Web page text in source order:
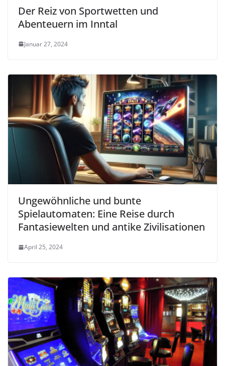
Der Reiz von Sportwetten und
Abenteuern im Inntal
Januar 27, 2024
Ungewöhnliche und bunte
Spielautomaten: Eine Reise durch
Fantasiewelten und antike Zivilisationen
April 25, 2024